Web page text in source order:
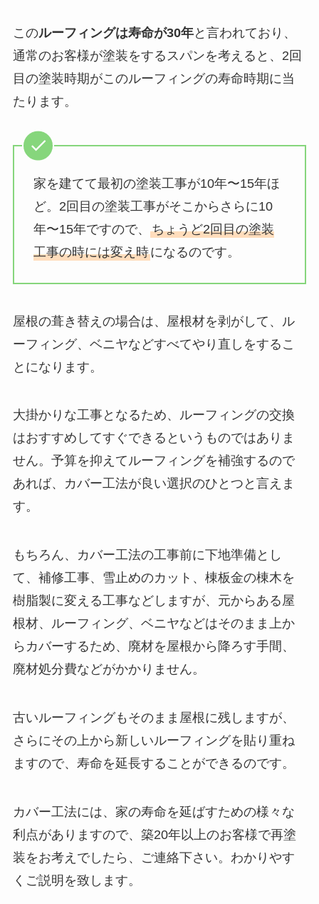
このルーフィングは寿命が30年と言われており、
通常のお客様が塗装をするスパンを考えると、2回
目の塗装時期がこのルーフィングの寿命時期に当
たります。
家を建てて最初の塗装工事が10年〜15年ほ
ど。2回目の塗装工事がそこからさらに10
年〜15年ですので、 ちょうど2回目の塗装
工事の時には変え時になるのです。
屋根の葺き替えの場合は、屋根材を剥がして、ル
ーフィング、ベニヤなどすべてやり直しをするこ
とになります。
大掛かりな工事となるため、ルーフィングの交換
はおすすめしてすぐできるというものではありま
せん。予算を抑えてルーフィングを補強するので
あれば、カバー工法が良い選択のひとつと言えま
す。
もちろん、カバー工法の工事前に下地準備とし
て、補修工事、雪止めのカット、棟板金の棟木を
樹脂製に変える工事などしますが、元からある屋
根材、ルーフィング、ベニヤなどはそのまま上か
らカバーするため、廃材を屋根から降ろす手間、
廃材処分費などがかかりません。
古いルーフィングもそのまま屋根に残しますが、
さらにその上から新しいルーフィングを貼り重ね
ますので、寿命を延長することができるのです。
カバー工法には、家の寿命を延ばすための様々な
利点がありますので、築20年以上のお客様で再塗
装をお考えでしたら、ご連絡下さい。わかりやす
くご説明を致します。